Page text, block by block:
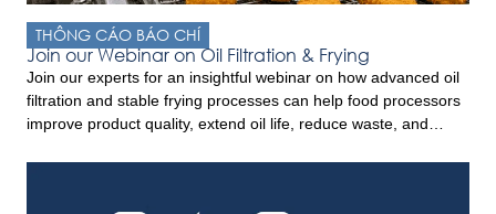
THÔNG CÁO BÁO CHÍ
Join our Webinar on Oil Filtration & Frying
Join our experts for an insightful webinar on how advanced oil
filtration and stable frying processes can help food processors
improve product quality, extend oil life, reduce waste, and